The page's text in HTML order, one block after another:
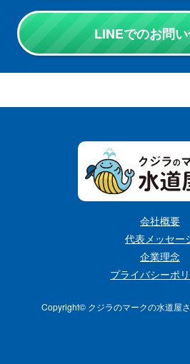
LINEでのお問
会社概要
代表メッセー
企業理念
プライバシーポ
Copyright©︎ クジラのマークの水道屋